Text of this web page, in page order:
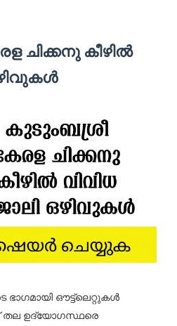
ചിക്കനു കീഴിൽ
ഭാഗമായി ഔട്ട്‌ലെറ്റുകൾ
തല ഉദ്യോഗസ്ഥരെ